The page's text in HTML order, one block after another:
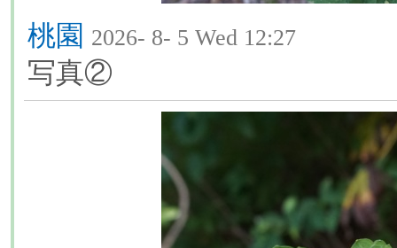
桃園 2026- 8- 5 Wed 12:27
写真②